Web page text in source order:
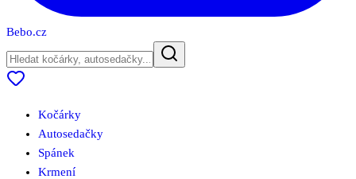
Bebo.cz
Kočárky
Autosedačky
Spánek
Krmení